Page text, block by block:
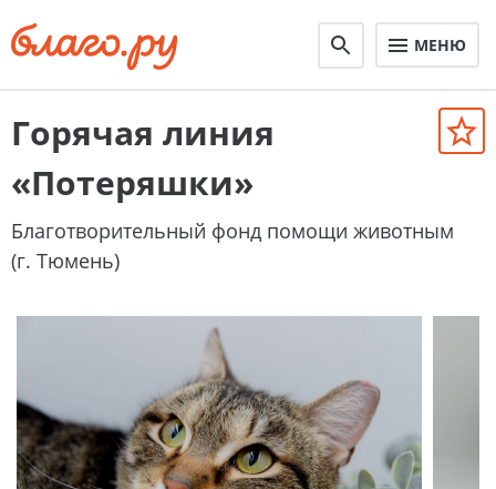
МЕНЮ
Горячая линия
«Потеряшки»
Благотворительный фонд помощи животным
(г. Тюмень)